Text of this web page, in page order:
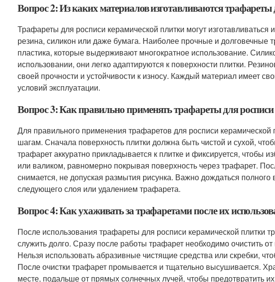
Вопрос 2: Из каких материалов изготавливаются
Трафареты для росписи керамической плитки могут изготавливаться
резина, силикон или даже бумага. Наиболее прочные и долговечные
пластика, которые выдерживают многократное использование.
использовании, они легко адаптируются к поверхности плитки.
своей прочности и устойчивости к износу. Каждый материал имеет
условий эксплуатации.
Вопрос 3: Как правильно применять трафареты для
Для правильного применения трафаретов для росписи керамической
шагам. Сначала поверхность плитки должна быть чистой и сухой,
трафарет аккуратно прикладывается к плитке и фиксируется, чтобы
или валиком, равномерно покрывая поверхность через трафарет.
снимается, не допуская размытия рисунка. Важно дождаться
следующего слоя или удалением трафарета.
Вопрос 4: Как ухаживать за трафаретами после их
После использования трафареты для росписи керамической плитки
служить долго. Сразу после работы трафарет необходимо очистить
Нельзя использовать абразивные чистящие средства или скребки,
После очистки трафарет промывается и тщательно высушивается.
месте, подальше от прямых солнечных лучей, чтобы предотвратить